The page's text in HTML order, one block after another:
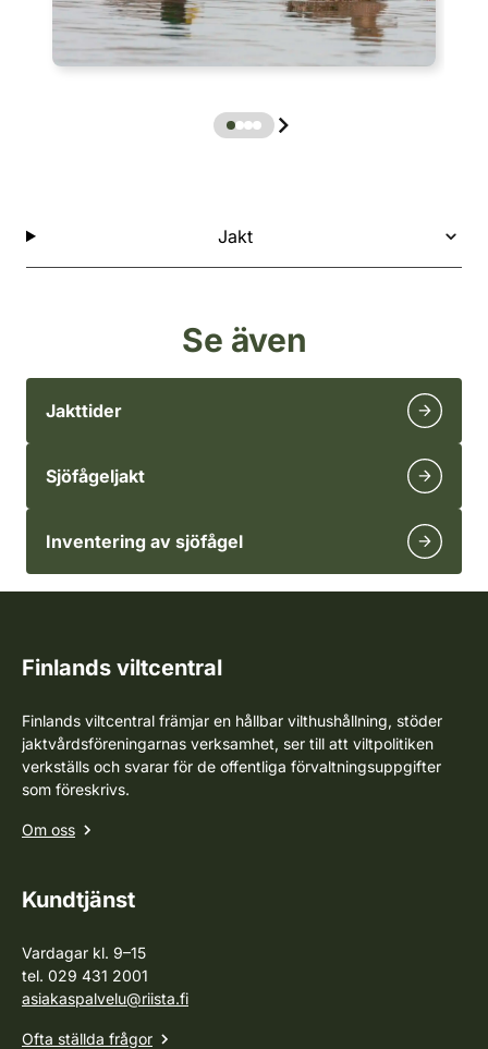
Jakt
Se även
Jakttider
Sjöfågeljakt
Inventering av sjöfågel
Finlands viltcentral
Finlands viltcentral främjar en hållbar vilthushållning, stöder
jaktvårdsföreningarnas verksamhet, ser till att viltpolitiken
verkställs och svarar för de offentliga förvaltningsuppgifter
som föreskrivs.
Om oss
Kundtjänst
Vardagar kl. 9–15
tel. 029 431 2001
asiakaspalvelu@riista.fi
Ofta ställda frågor